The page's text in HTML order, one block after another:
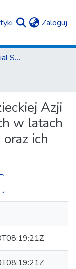
Zaloguj
Nauki Społeczne / Social Sciences
Azji
w latach
ich